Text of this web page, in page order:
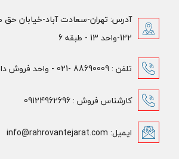
آدرس: تهران-سعادت آباد-خیابان
122-واحد 13 - طبقه 6
تلفن : 88690009 -021 - واحد فروش داخلی 1
کارشناس فروش : 09124962696
ایمیل: info@rahrovantejarat.com